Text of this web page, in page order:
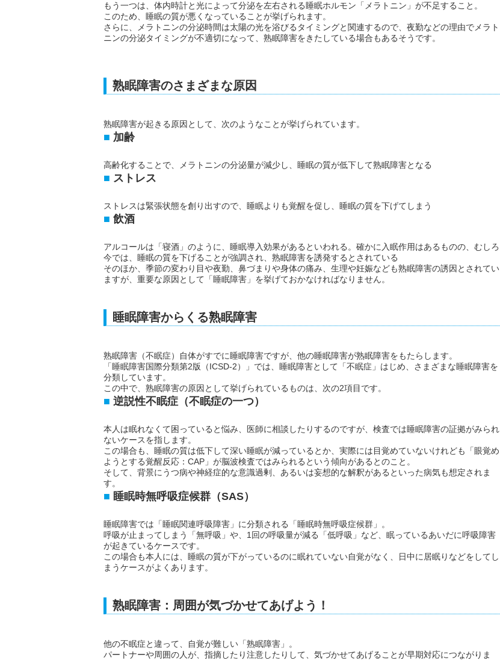
もう一つは、体内時計と光によって分泌を左右される睡眠ホルモン「メラトニン」が不足すること。
このため、睡眠の質が悪くなっていることが挙げられます。
さらに、メラトニンの分泌時間は太陽の光を浴びるタイミングと関連するので、夜勤などの理由でメラト
ニンの分泌タイミングが不適切になって、熟眠障害をきたしている場合もあるそうです。
熟眠障害のさまざまな原因
熟眠障害が起きる原因として、次のようなことが挙げられています。
加齢
高齢化することで、メラトニンの分泌量が減少し、睡眠の質が低下して熟眠障害となる
ストレス
ストレスは緊張状態を創り出すので、睡眠よりも覚醒を促し、睡眠の質を下げてしまう
飲酒
アルコールは「寝酒」のように、睡眠導入効果があるといわれる。確かに入眠作用はあるものの、むしろ
今では、睡眠の質を下げることが強調され、熟眠障害を誘発するとされている
そのほか、季節の変わり目や夜勤、鼻づまりや身体の痛み、生理や妊娠なども熟眠障害の誘因とされてい
ますが、重要な原因として「睡眠障害」を挙げておかなければなりません。
睡眠障害からくる熟眠障害
熟眠障害（不眠症）自体がすでに睡眠障害ですが、他の睡眠障害が熟眠障害をもたらします。
「睡眠障害国際分類第2版（ICSD-2）」では、睡眠障害として「不眠症」はじめ、さまざまな睡眠障害を
分類しています。
この中で、熟眠障害の原因として挙げられているものは、次の2項目です。
逆説性不眠症（不眠症の一つ）
本人は眠れなくて困っていると悩み、医師に相談したりするのですが、検査では睡眠障害の証拠がみられ
ないケースを指します。
この場合も、睡眠の質は低下して深い睡眠が減っているとか、実際には目覚めていないけれども「眼覚め
ようとする覚醒反応：CAP」が脳波検査ではみられるという傾向があるとのこと。
そして、背景にうつ病や神経症的な意識過剰、あるいは妄想的な解釈があるといった病気も想定されま
す。
睡眠時無呼吸症候群（SAS）
睡眠障害では「睡眠関連呼吸障害」に分類される「睡眠時無呼吸症候群」。
呼吸が止まってしまう「無呼吸」や、1回の呼吸量が減る「低呼吸」など、眠っているあいだに呼吸障害
が起きているケースです。
この場合も本人には、睡眠の質が下がっているのに眠れていない自覚がなく、日中に居眠りなどをしてし
まうケースがよくあります。
熟眠障害：周囲が気づかせてあげよう！
他の不眠症と違って、自覚が難しい「熟眠障害」。
パートナーや周囲の人が、指摘したり注意したりして、気づかせてあげることが早期対応につながりま